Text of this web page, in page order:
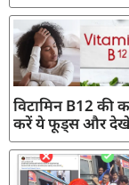
विटामिन B12 की
करें ये फूड्स और देखें